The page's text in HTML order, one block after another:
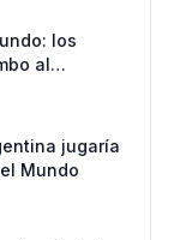
los
al
jugaría
Mundo